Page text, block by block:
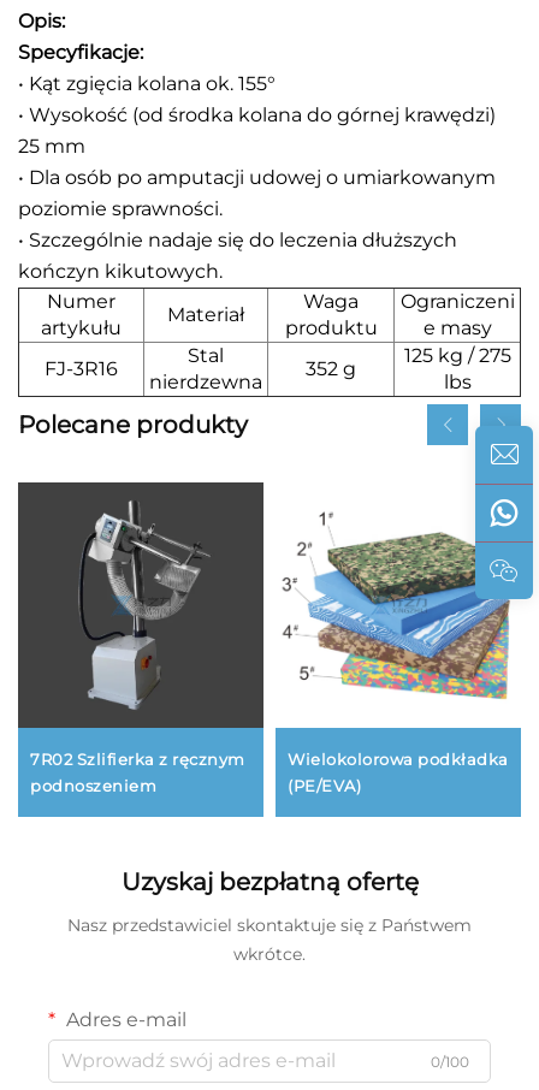
Opis:
Specyfikacje:
• Kąt zgięcia kolana ok. 155°
• Wysokość (od środka kolana do górnej krawędzi)
25 mm
• Dla osób po amputacji udowej o umiarkowanym
poziomie sprawności.
• Szczególnie nadaje się do leczenia dłuższych
kończyn kikutowych.
Numer
artykułu
Materiał
Waga
produktu
Ograniczeni
e masy
FJ-3R16
Stal
nierdzewna
352 g
125 kg / 275
lbs
Polecane produkty
7R02 Szlifierka z ręcznym
podnoszeniem
Wielokolorowa podkładka
(PE/EVA)
Uzyskaj bezpłatną ofertę
Nasz przedstawiciel skontaktuje się z Państwem
wkrótce.
Adres e-mail
0/100